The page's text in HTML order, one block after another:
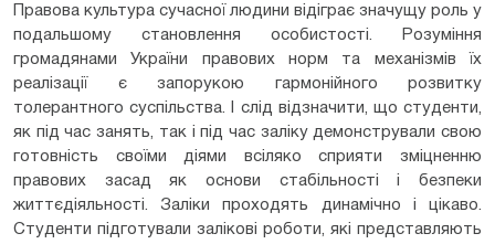
Правова культура сучасної людини відіграє значущу роль у
подальшому становлення особистості. Розуміння
громадянами України правових норм та механізмів їх
реалізації є запорукою гармонійного розвитку
толерантного суспільства. І слід відзначити, що студенти,
як під час занять, так і під час заліку демонстрували свою
готовність своїми діями всіляко сприяти зміцненню
правових засад як основи стабільності і безпеки
життєдіяльності. Заліки проходять динамічно і цікаво.
Студенти підготували залікові роботи, які представляють